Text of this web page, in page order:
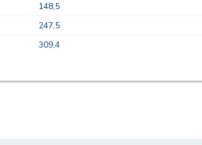
148,5
247,5
309,4